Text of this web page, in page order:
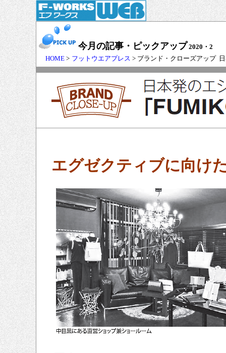
今月の記事・ピックアップ 2020・2
HOME > フットウエアプレス > ブランド・クローズアップ
エグゼクティブに向け